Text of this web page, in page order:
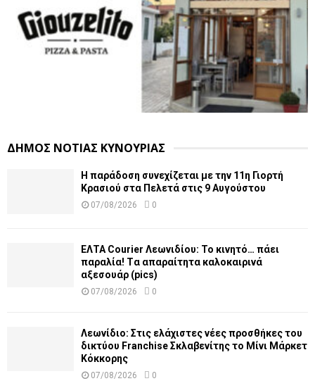
ΔΗΜΟΣ ΝΟΤΙΑΣ ΚΥΝΟΥΡΙΑΣ
Η παράδοση συνεχίζεται με την 11η Γιορτή
Κρασιού στα Πελετά στις 9 Αυγούστου
07/08/2026 0
ΕΛΤΑ Courier Λεωνιδίου: Το κινητό… πάει
παραλία! Tα απαραίτητα καλοκαιρινά
αξεσουάρ (pics)
07/08/2026 0
Λεωνίδιο: Στις ελάχιστες νέες προσθήκες του
δικτύου Franchise Σκλαβενίτης το Μίνι Μάρκετ
Κόκκορης
07/08/2026 0